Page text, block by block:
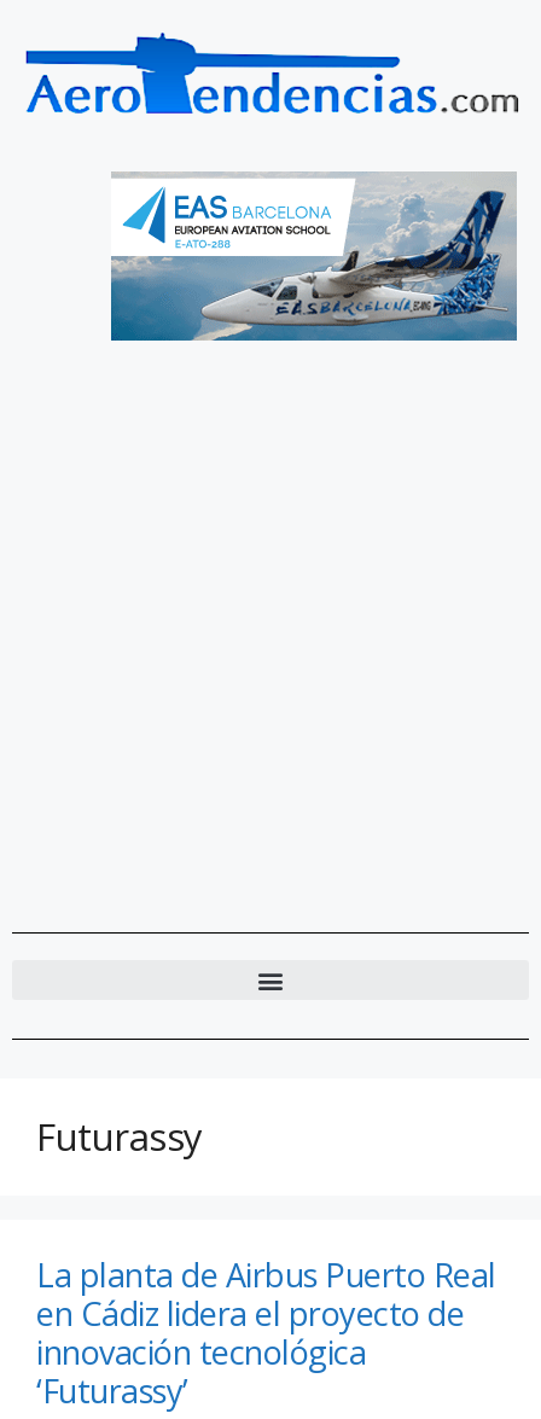
Futurassy
La planta de Airbus Puerto Real
en Cádiz lidera el proyecto de
innovación tecnológica
‘Futurassy’